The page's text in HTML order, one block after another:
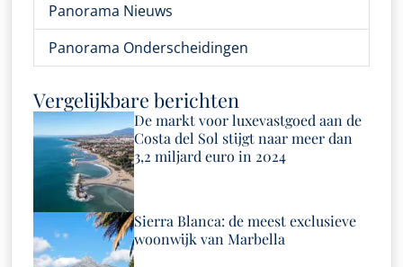
Panorama Nieuws
Panorama Onderscheidingen
Vergelijkbare berichten
De markt voor luxevastgoed aan de
Costa del Sol stijgt naar meer dan
3,2 miljard euro in 2024
Sierra Blanca: de meest exclusieve
woonwijk van Marbella